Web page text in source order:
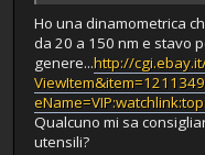
Ho una dinamometrica
da 20 a 150 nm e stavo
genere...http://
Qualcuno mi sa
utensili?